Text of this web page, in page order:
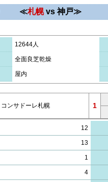
≪札幌vs 神戸≫
12644人
全面良芝乾燥
屋内
コンサドーレ札幌 1
12
13
1
4